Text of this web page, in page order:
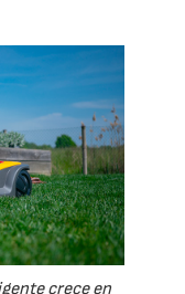
crece en